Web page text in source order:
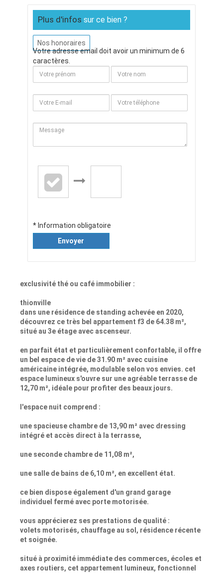
Plus d'infos sur ce bien ?
Nos honoraires
Votre adresse email doit avoir un minimum de 6
caractères.
* Information obligatoire
Envoyer
exclusivité thé ou café immobilier :
thionville
dans une résidence de standing achevée en 2020,
découvrez ce très bel appartement f3 de 64.38 m²,
situé au 3e étage avec ascenseur.
en parfait état et particulièrement confortable, il offre
un bel espace de vie de 31.90 m² avec cuisine
américaine intégrée, modulable selon vos envies. cet
espace lumineux s'ouvre sur une agréable terrasse de
12,70 m², idéale pour profiter des beaux jours.
l'espace nuit comprend :
une spacieuse chambre de 13,90 m² avec dressing
intégré et accès direct à la terrasse,
une seconde chambre de 11,08 m²,
une salle de bains de 6,10 m², en excellent état.
ce bien dispose également d'un grand garage
individuel fermé avec porte motorisée.
vous apprécierez ses prestations de qualité :
volets motorisés, chauffage au sol, résidence récente
et soignée.
situé à proximité immédiate des commerces, écoles et
axes routiers, cet appartement lumineux, fonctionnel